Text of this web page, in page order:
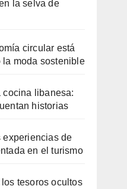
la selva de
circular está
la moda sostenible
cocina libanesa:
historias
experiencias de
en el turismo
tesoros ocultos